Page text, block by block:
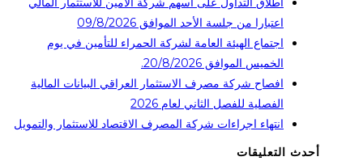
اعتبارا من جلسة الأحد الموافق 09/8/2026
اجتماع الهيئة العامة لشركة الحمراء للتأمين في يوم
الخميس الموافق 20/8/2026.
افصاح شركة مصرف الاستثمار العراقي البيانات المالية
الفصلية للفصل الثاني لعام 2026
انتهاء اجراءات شركة المصرف الاقتصاد للاستثمار والتمويل
أحدث التعليقات